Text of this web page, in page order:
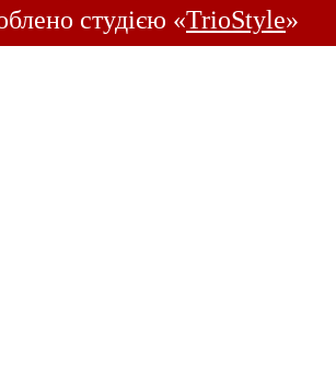
студією «TrioStyle»